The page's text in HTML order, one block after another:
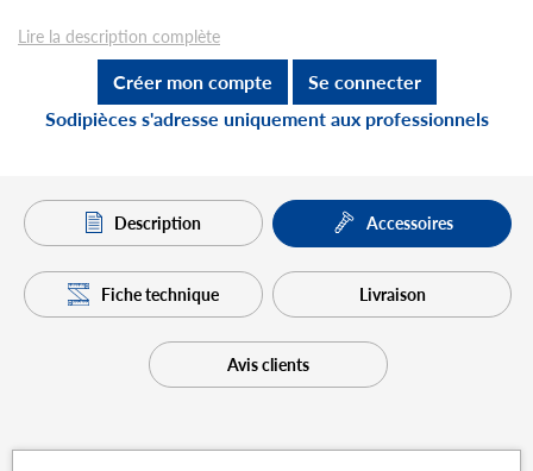
Lire la description complète
Créer mon compte
Se connecter
Sodipièces s'adresse uniquement aux professionnels
Description Accessoires
Fiche technique Livraison
Avis clients